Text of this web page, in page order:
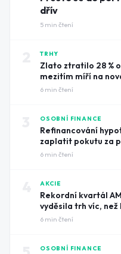
dřív
5 min čtení
TRHY
Zlato ztratilo 28 %
mezitím míří na
6 min čtení
OSOBNÍ FINANCE
Refinancování
zaplatit pokutu za
6 min čtení
AKCIE
Rekordní kvartál
vyděsila trh víc,
6 min čtení
OSOBNÍ FINANCE